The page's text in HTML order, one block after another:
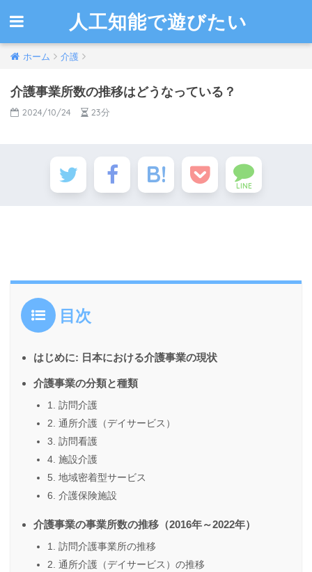
人工知能で遊びたい
ホーム 介護
介護事業所数の推移はどうなっている？
2024/10/24 23分
LINE
目次
はじめに: 日本における介護事業の現状
介護事業の分類と種類
1. 訪問介護
2. 通所介護（デイサービス）
3. 訪問看護
4. 施設介護
5. 地域密着型サービス
6. 介護保険施設
介護事業の事業所数の推移（2016年～2022年）
1. 訪問介護事業所の推移
2. 通所介護（デイサービス）の推移